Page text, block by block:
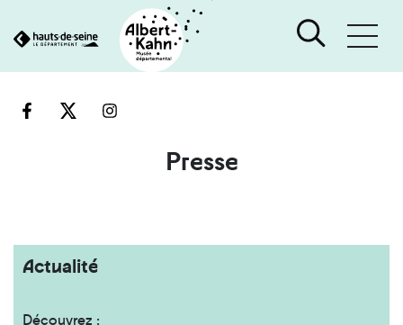
au
Presse
Actualité
Découvrez :
Cookies et traceurs utilisés sur ce site